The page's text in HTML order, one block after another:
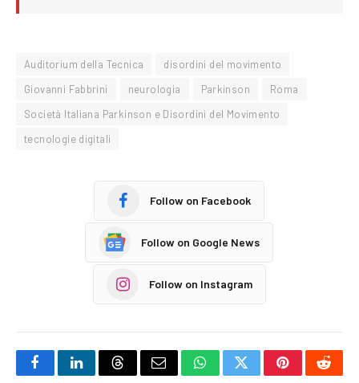
Auditorium della Tecnica
disordini del movimento
Giovanni Fabbrini
neurologia Parkinson
Roma
Società Italiana Parkinson e Disordini del Movimento
tecnologie digitali
Follow on Facebook
Follow on Google News
Follow on Instagram
FacebookLinkedInThreadsEmail WhatsAppTwitterPinterest